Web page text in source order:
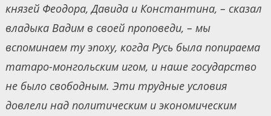
князей Феодора, Давида и Константина, – сказал
владыка Вадим в своей проповеди, – мы
вспоминаем ту эпоху, когда Русь была попираема
татаро-монгольским игом, и наше государство
не было свободным. Эти трудные условия
довлели над политическим и экономическим